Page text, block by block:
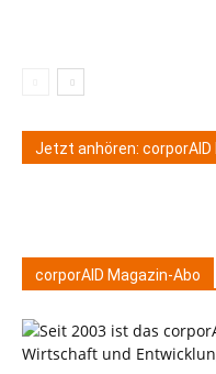
Jetzt anhören:
corporAID Magazin-Abo